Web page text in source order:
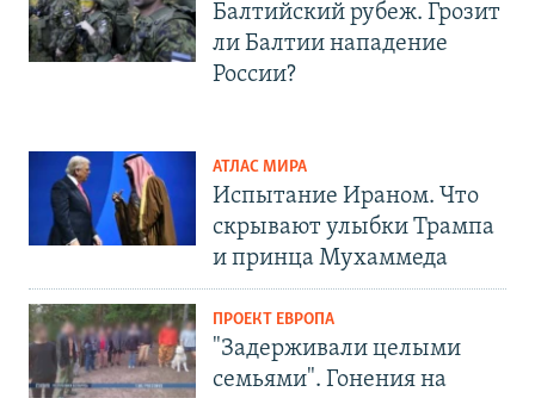
Балтийский рубеж. Грозит
ли Балтии нападение
России?
АТЛАС МИРА
Испытание Ираном. Что
скрывают улыбки Трампа
и принца Мухаммеда
ПРОЕКТ ЕВРОПА
"Задерживали целыми
семьями". Гонения на